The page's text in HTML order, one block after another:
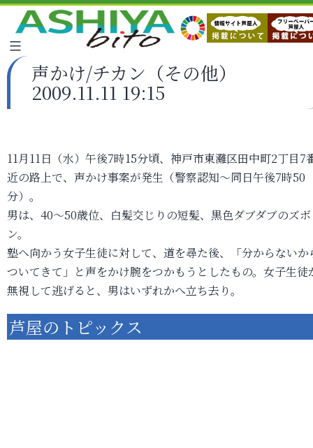
声かけ/チカン（その他）
2009.11.11 19:15
11月11日（水）午後7時15分頃、神戸市東灘区田中町2丁目7
近の路上で、声かけ事案が発生（警察認知～同日午後7時50
分）。
男は、40～50歳位、白髪交じりの短髪、黒色ダブダブのズボ
ン。
塾へ向かう女子生徒に対して、道を尋た後、「分からないか
ついてきて」と声をかけ腕をつかもうとしたもの。女子生徒
無視して逃げると、男はいずれかへ立ち去り。
芦屋のトピックス